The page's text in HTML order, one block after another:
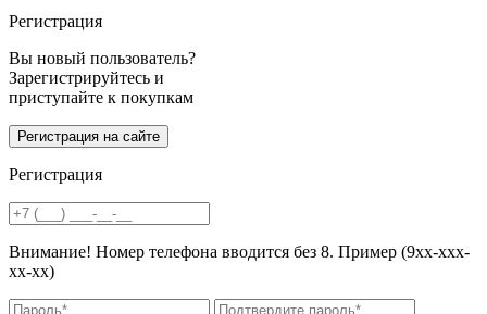
Регистрация
Вы новый пользователь?
Зарегистрируйтесь и
приступайте к покупкам
Регистрация
Внимание! Номер телефона вводится без 8. Пример (9хх-ххх-
хх-хх)